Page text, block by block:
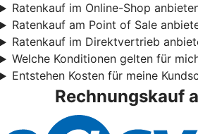
Ratenkauf im Online-Shop
Ratenkauf am Point of Sale
Ratenkauf im Direktvertrieb
Welche Konditionen gelten für
Entstehen Kosten für meine
Rechnungskauf